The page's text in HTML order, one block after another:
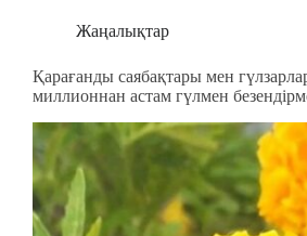
Жаңалықтар
Қарағанды саябақтары мен
миллионнан астам гүлмен